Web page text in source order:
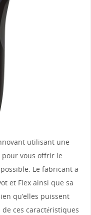
utilisant une
vous offrir le
Le fabricant a
et Flex ainsi que sa
qu’elles puissent
ces caractéristiques